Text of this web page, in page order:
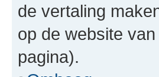
de vertaling
op de website
pagina).